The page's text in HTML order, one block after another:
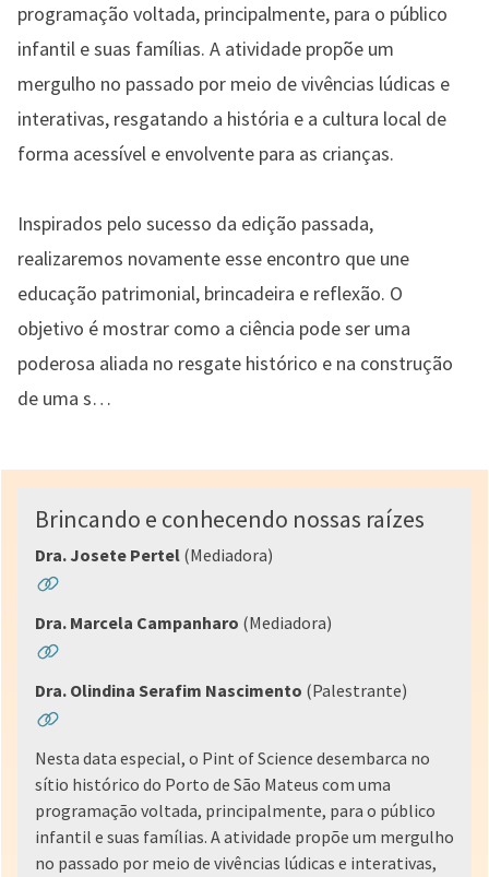
programação voltada, principalmente, para o público
infantil e suas famílias. A atividade propõe um
mergulho no passado por meio de vivências lúdicas e
interativas, resgatando a história e a cultura local de
forma acessível e envolvente para as crianças.
Inspirados pelo sucesso da edição passada,
realizaremos novamente esse encontro que une
educação patrimonial, brincadeira e reflexão. O
objetivo é mostrar como a ciência pode ser uma
poderosa aliada no resgate histórico e na construção
de uma s…
Brincando e conhecendo nossas raízes
Dra. Josete Pertel (Mediadora)
Dra. Marcela Campanharo (Mediadora)
Dra. Olindina Serafim Nascimento (Palestrante)
Nesta data especial, o Pint of Science desembarca no
sítio histórico do Porto de São Mateus com uma
programação voltada, principalmente, para o público
infantil e suas famílias. A atividade propõe um mergulho
no passado por meio de vivências lúdicas e interativas,